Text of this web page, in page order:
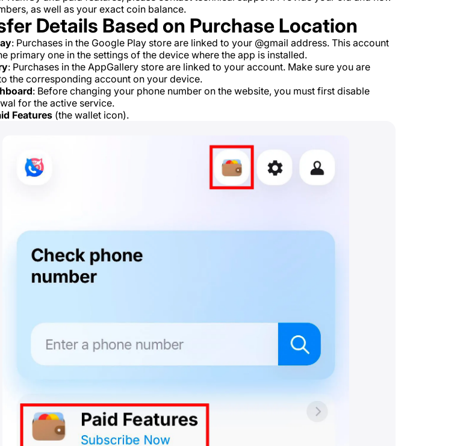
as well as your exact coin balance.
Details Based on Purchase Location
: Purchases in the Google Play store are linked to your @gmail address. This account
primary one in the settings of the device where the app is installed.
: Purchases in the AppGallery store are linked to your account. Make sure you are
the corresponding account on your device.
: Before changing your phone number on the website, you must first disable
for the active service.
Features (the wallet icon).